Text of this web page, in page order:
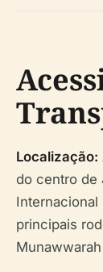
Localização:
do centro de
Internacional
principais